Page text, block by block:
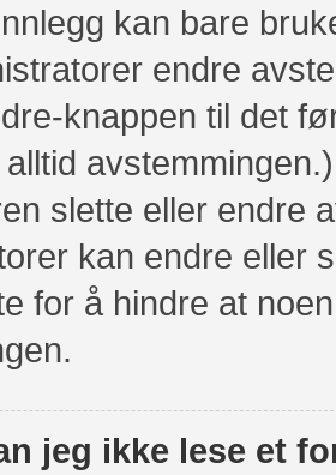
kan bare
endre
knappen til det
slette eller endre
kan endre eller
for å hindre at
jeg ikke lese et